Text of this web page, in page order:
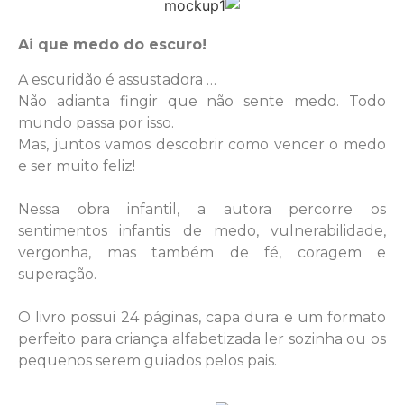
Ai que medo do escuro!
A escuridão é assustadora …
Não adianta fingir que não sente medo. Todo
mundo passa por isso.
Mas, juntos vamos descobrir como vencer o medo
e ser muito feliz!
Nessa obra infantil, a autora percorre os
sentimentos infantis de medo, vulnerabilidade,
vergonha, mas também de fé, coragem e
superação.
O livro possui 24 páginas, capa dura e um formato
perfeito para criança alfabetizada ler sozinha ou os
pequenos serem guiados pelos pais.